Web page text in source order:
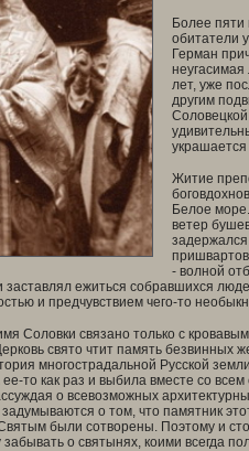
Более пяти
обитатели
Герман
лет, уже
другим
Житие
Белое
ветер
- волной
заставлял ежиться собравшихся
и предчувствием чего-то
Соловки связано только с
свято чтит память безвинных
многострадальной Русской
то как раз и выбила вместе со
о всевозможных
о том, что памятник
были сотворены. Поэтому и
о святынях, коими всегда